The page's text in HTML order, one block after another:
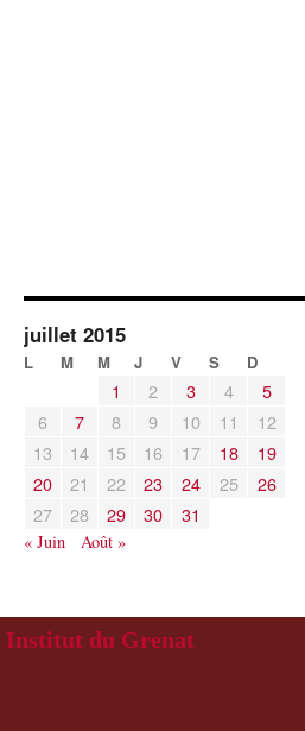
juillet 2015
L M M J V S D
1 2 3 4
5
6
7 8 9 10 11
12
13
14 15 16 17 18
19
20
21 22 23 24 25
26
27
28 29 30 31
« Juin Août »
Institut du Grenat